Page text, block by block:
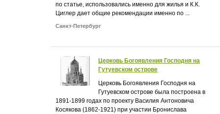
по статье, использовались именно для жилья и К.К.
Циглер дает общие рекомендации именно по ...
Санкт-Петербург
Церковь Богоявления Господня на
Гутуевском острове
Церковь Богоявления Господня на
Гутуевском острове была построена в
1891-1899 годах по проекту Василия Антоновича
Косякова (1862-1921) при участии Бронислава